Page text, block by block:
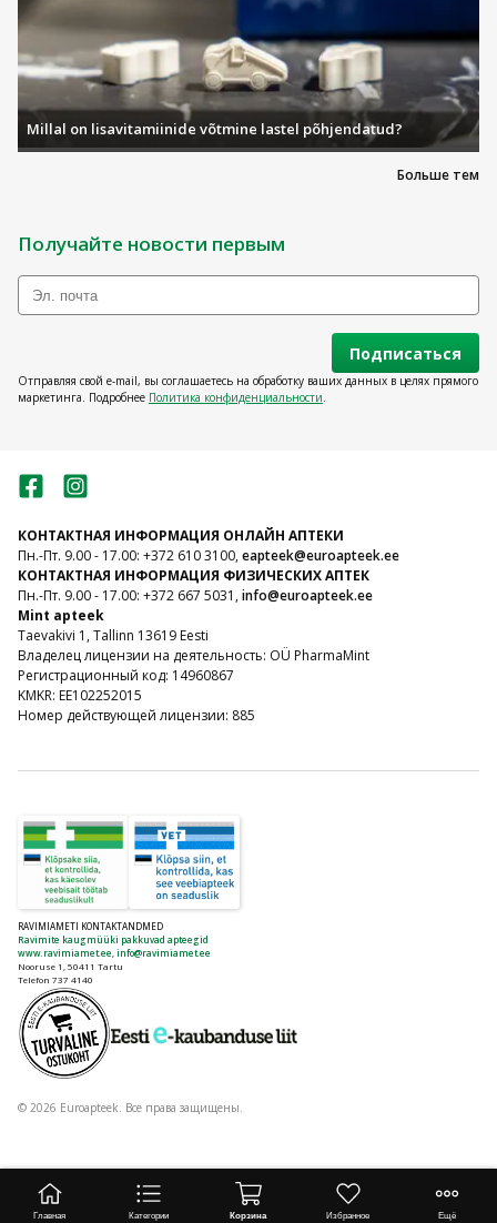
Больше тем
Millal on lisavitamiinide võtmine lastel põhjendatud?
Получайте новости первым
Подписаться
Отправляя свой e-mail, вы соглашаетесь на обработку ваших данных в целях прямого
маркетинга. Подробнее Политика конфиденциальности.
КОНТАКТНАЯ ИНФОРМАЦИЯ ОНЛАЙН АПТЕКИ
Пн.-Пт. 9.00 - 17.00: +372 610 3100,eapteek@euroapteek.ee
КОНТАКТНАЯ ИНФОРМАЦИЯ ФИЗИЧЕСКИХ АПТЕК
Пн.-Пт. 9.00 - 17.00: +372 667 5031,info@euroapteek.ee
Mint apteek
Taevakivi 1, Tallinn 13619 Eesti
Владелец лицензии на деятельность: OÜ PharmaMint
Регистрационный код: 14960867
KMKR: EE102252015
Номер действующей лицензии: 885
RAVIMIAMETI KONTAKTANDMED
Ravimite kaugmüüki pakkuvad apteegid
www.ravimiamet.ee info@ravimiamet.ee
Nooruse 1, 50411 Tartu
Telefon 737 4140
© 2026 Euroapteek. Все права защищены.
Главная Категории Корзина Избранное Ещё